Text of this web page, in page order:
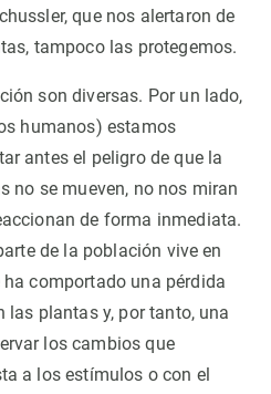
que nos alertaron de
tampoco las protegemos.
son diversas. Por un lado,
humanos) estamos
antes el peligro de que la
no se mueven, no nos miran
de forma inmediata.
de la población vive en
comportado una pérdida
plantas y, por tanto, una
los cambios que
a los estímulos o con el